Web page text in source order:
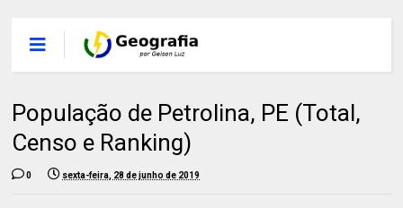
População de Petrolina, PE (Total,
Censo e Ranking)
0 sexta-feira, 28 de junho de 2019